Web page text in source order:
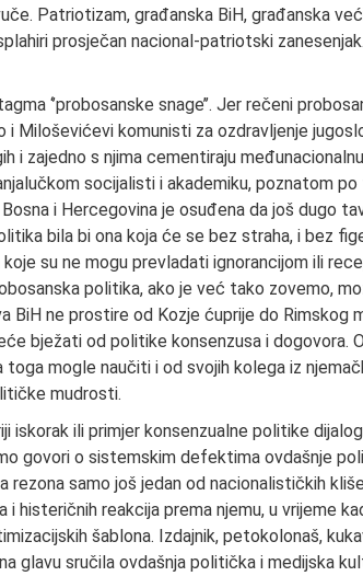
Patriotizam, građanska BiH, građanska
prosječan nacional-patriotski
‘’probosanske snage’’. Jer rečeni
Miloševićevi komunisti za ozdravljenje
i zajedno s njima cementiraju
socijalisti i akademiku, poznatom po
i Hercegovina je osuđena da još dugo
bila bi ona koja će se bez straha, i bez
su ne mogu prevladati ignorancijom ili
politika, ako je već tako zovemo,
BiH ne prostire od Kozje ćuprije do Rimskog
bježati od politike konsenzusa i dogovora.
mogle naučiti i od svojih kolega iz
mudrosti.
iskorak ili primjer konsenzualne politike
govori o sistemskim defektima ovdašnje
samo još jedan od nacionalističkih
histeričnih reakcija prema njemu, u vrijeme
šablona. Izdajnik, petokolonaš,
glavu sručila ovdašnja politička i medijska